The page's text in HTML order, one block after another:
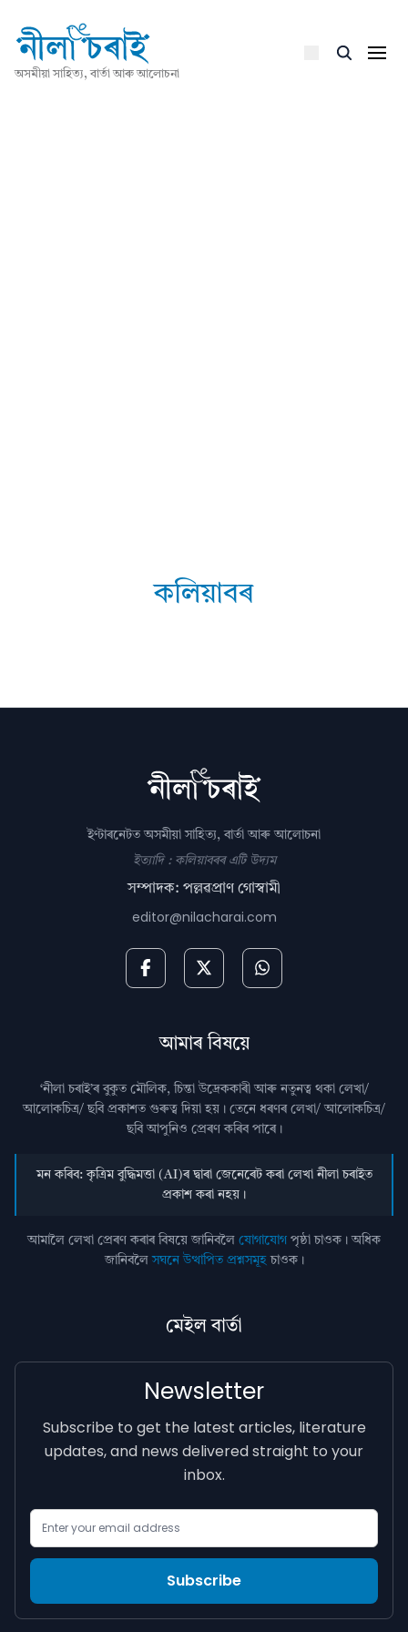
অসমীয়া সাহিত্য, বাৰ্তা আৰু আলোচনা
কলিয়াবৰ
ইণ্টাৰনেটত অসমীয়া সাহিত্য, বাৰ্তা আৰু আলোচনা
ইত্যাদি : কলিয়াবৰৰ এটি উদ্যম
সম্পাদক: পল্লৱপ্ৰাণ গোস্বামী
editor@nilacharai.com
আমাৰ বিষয়ে
‘নীলা চৰাই’ৰ বুকুত মৌলিক, চিন্তা উদ্রেককাৰী আৰু নতুনত্ব থকা লেখা/
আলোকচিত্ৰ/ ছবি প্রকাশত গুৰুত্ব দিয়া হয়। তেনে ধৰণৰ লেখা/ আলোকচিত্ৰ/
ছবি আপুনিও প্রেৰণ কৰিব পাৰে।
মন কৰিব: কৃত্ৰিম বুদ্ধিমত্তা (AI)ৰ দ্বাৰা জেনেৰেট কৰা লেখা নীলা চৰাইত
প্ৰকাশ কৰা নহয়।
আমালৈ লেখা প্ৰেৰণ কৰাৰ বিষয়ে জানিবলৈ যোগাযোগ পৃষ্ঠা চাওক। অধিক
জানিবলৈসঘনে উত্থাপিত প্ৰশ্নসমূহচাওক।
মেইল বাৰ্তা
Newsletter
Subscribe to get the latest articles, literature
updates, and news delivered straight to your
inbox.
Subscribe